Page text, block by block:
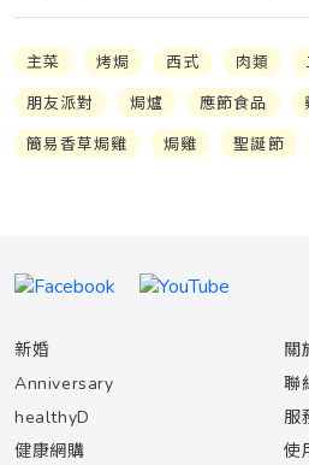
主菜 烤焗 西式 肉類
朋友派對
焗爐 應節食品
簡易香草焗雞
焗雞 聖誕節
新婚
Anniversary
healthyD
健康網購
關
聯
服
使